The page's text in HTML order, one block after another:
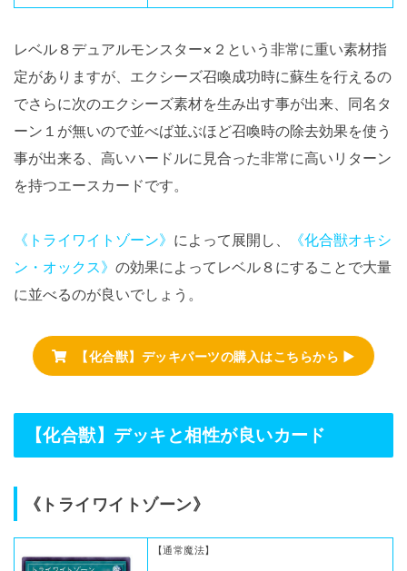
レベル８デュアルモンスター×２という非常に重い素材指
定がありますが、エクシーズ召喚成功時に蘇生を行えるの
でさらに次のエクシーズ素材を生み出す事が出来、同名タ
ーン１が無いので並べば並ぶほど召喚時の除去効果を使う
事が出来る、高いハードルに見合った非常に高いリターン
を持つエースカードです。
《トライワイトゾーン》 によって展開し、
《化合獣オキシ
ン・オックス》 の効果によってレベル８にすることで大量
に並べるのが良いでしょう。
【化合獣】デッキパーツの購入はこちらから ▶
【化合獣】デッキと相性が良いカード
《トライワイトゾーン》
【通常魔法】